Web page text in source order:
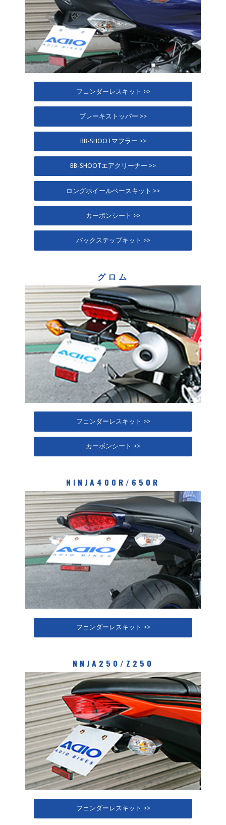
フェンダーレスキット >>
ブレーキストッパー >>
BB-SHOOTマフラー >>
BB-SHOOTエアクリーナー >>
ロングホイールベースキット >>
カーボンシート >>
バックステップキット >>
グロム
フェンダーレスキット >>
カーボンシート >>
NINJA400R/650R
フェンダーレスキット >>
NNJA250/Z250
フェンダーレスキット >>